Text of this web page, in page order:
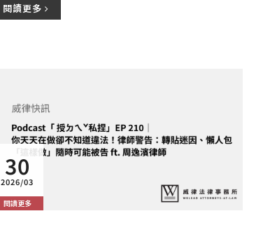
閱讀更多
30
2026/03
閱讀更多